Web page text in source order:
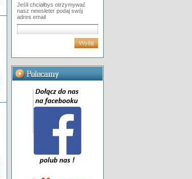
Jeśli chciałbys otrzymywać
nasz newsleter podaj swój
adres email